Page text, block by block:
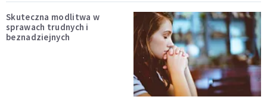
Skuteczna modlitwa w
sprawach trudnych i
beznadziejnych